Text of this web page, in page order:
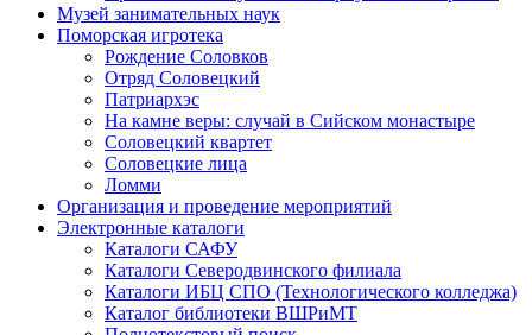
Музей занимательных наук
Поморская игротека
Рождение Соловков
Отряд Соловецкий
Патриархэс
На камне веры: случай в Сийском монастыре
Соловецкий квартет
Соловецкие лица
Ломми
Организация и проведение мероприятий
Электронные каталоги
Каталоги САФУ
Каталоги Северодвинского филиала
Каталоги ИБЦ СПО (Технологического колледжа)
Каталог библиотеки ВШРиМТ